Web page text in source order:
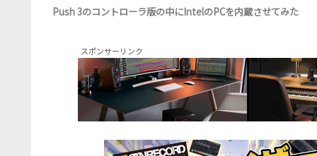
Push 3のコントローラ版の中にIntelのPCを内蔵させてみた
スポンサーリンク